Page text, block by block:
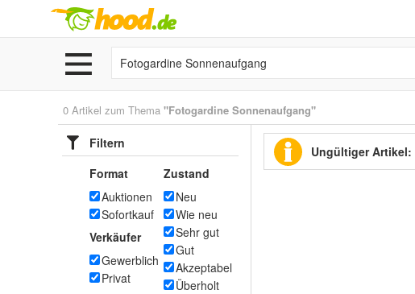
0 Artikel zum Thema "Fotogardine Sonnenaufgang"
Filtern
Format
Auktionen
Sofortkauf
Verkäufer
Gewerblich
Privat
Zustand
Neu
Wie neu
Sehr gut
Gut
Akzeptabel
Überholt
Ungültiger Artikel: